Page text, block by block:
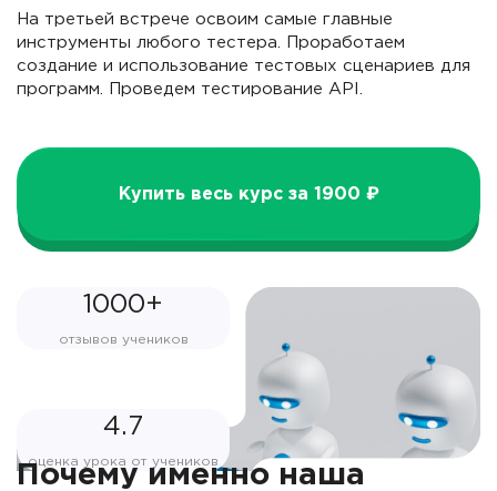
На третьей встрече освоим самые главные
инструменты любого тестера. Проработаем
создание и использование тестовых сценариев для
программ. Проведем тестирование API.
Купить весь курс за 1900 ₽
1000+
отзывов учеников
4.7
оценка урока от учеников
Почему именно наша